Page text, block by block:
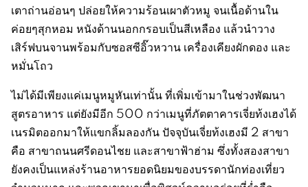
เตาถ่านอ่อนๆ ปล่อยให้ความร้อนเผาตัวหมู จนเนื้อด้านใน
ค่อยๆสุกหอม หนังด้านนอกกรอบเป็นสีเหลือง แล้วนำวาง
เสิร์ฟบนจานพร้อมกับซอสซีอิ๊วหวาน เครื่องเคียงผักดอง และ
หมั่นโถว
ไม่ได้มีเพียงแค่เมนูหมูหันเท่านั้น ที่เพิ่มเข้ามาในช่วงพัฒนา
สูตรอาหาร แต่ยังมีอีก 500 กว่าเมนูที่ภัตตาคารเจี่ยท้งเฮงได้
เนรมิตออกมาให้แขกลิ้มลองกัน ปัจจุบันเจี่ยท้งเฮงมี 2 สาขา
คือ สาขาถนนศรีดอนไชย และสาขาฟ้าฮ่าม ซึ่งทั้งสองสาขา
ยังคงเป็นแหล่งร้านอาหารยอดนิยมของบรรดานักท่องเที่ยว